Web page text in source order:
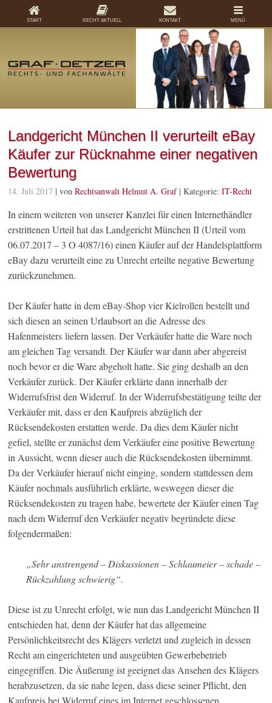
Landgericht München II verurteilt eBay
Käufer zur Rücknahme einer negativen
Bewertung
14. Juli 2017 | vonRechtsanwalt Helmut A. Graf| Kategorie:IT-Recht
In einem weiteren von unserer Kanzlei für einen Internethändler
erstrittenen Urteil hat das Landgericht München II (Urteil vom
06.07.2017 – 3 O 4087/16) einen Käufer auf der Handelsplattform
eBay dazu verurteilt eine zu Unrecht erteilte negative Bewertung
zurückzunehmen.
Der Käufer hatte in dem eBay-Shop vier Kielrollen bestellt und
sich diesen an seinen Urlaubsort an die Adresse des
Hafenmeisters liefern lassen. Der Verkäufer hatte die Ware noch
am gleichen Tag versandt. Der Käufer war dann aber abgereist
noch bevor er die Ware abgeholt hatte. Sie ging deshalb an den
Verkäufer zurück. Der Käufer erklärte dann innerhalb der
Widerrufsfrist den Widerruf. In der Widerrufsbestätigung teilte der
Verkäufer mit, dass er den Kaufpreis abzüglich der
Rücksendekosten erstatten werde. Da dies dem Käufer nicht
gefiel, stellte er zunächst dem Verkäufer eine positive Bewertung
in Aussicht, wenn dieser auch die Rücksendekosten übernimmt.
Da der Verkäufer hierauf nicht einging, sondern stattdessen dem
Käufer nochmals ausführlich erklärte, weswegen dieser die
Rücksendekosten zu tragen habe, bewertete der Käufer einen Tag
nach dem Widerruf den Verkäufer negativ begründete diese
folgendermaßen:
„Sehr anstrengend – Diskussionen – Schlaumeier – schade –
Rückzahlung schwierig“.
Diese ist zu Unrecht erfolgt, wie nun das Landgericht München II
entschieden hat, denn der Käufer hat das allgemeine
Persönlichkeitsrecht des Klägers verletzt und zugleich in dessen
Recht am eingerichteten und ausgeübten Gewerbebetrieb
eingegriffen. Die Äußerung ist geeignet das Ansehen des Klägers
herabzusetzen, da sie nahe legen, dass diese seiner Pflicht, den
Kaufpreis bei Widerruf eines im Internet geschlossenen
START RECHT AKTUELL KONTAKT MENÜ